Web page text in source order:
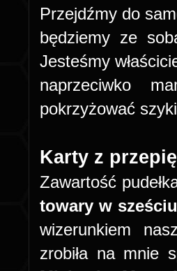
Przejdźmy do
będziemy ze
Jesteśmy
naprzeciwko
pokrzyżować
Karty z
Zawartość
towary w
wizerunkiem
zrobiła na mnie